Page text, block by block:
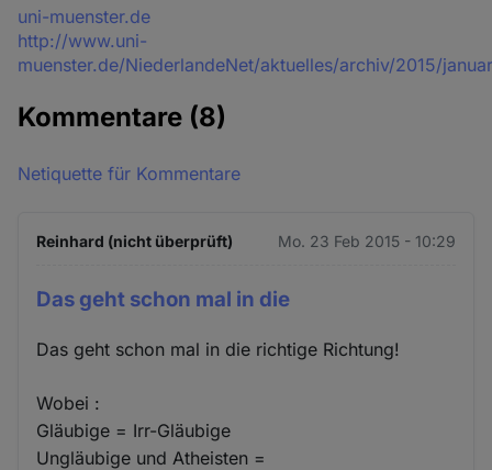
Quelle
uni-muenster.de
http://www.uni-
muenster.de/NiederlandeNet/aktuelles/archiv/2015/
Kommentare (8)
Netiquette für Kommentare
Reinhard (nicht überprüft) Mo. 23 Feb 2015 - 10:29
Das geht schon mal in die
Das geht schon mal in die richtige Richtung!
Wobei :
Gläubige = Irr-Gläubige
Ungläubige und Atheisten =